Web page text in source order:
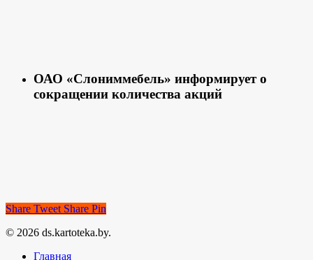
ОАО «Слониммебель» информирует о
сокращении количества акций
Share Tweet Share Pin
© 2026 ds.kartoteka.by.
Главная